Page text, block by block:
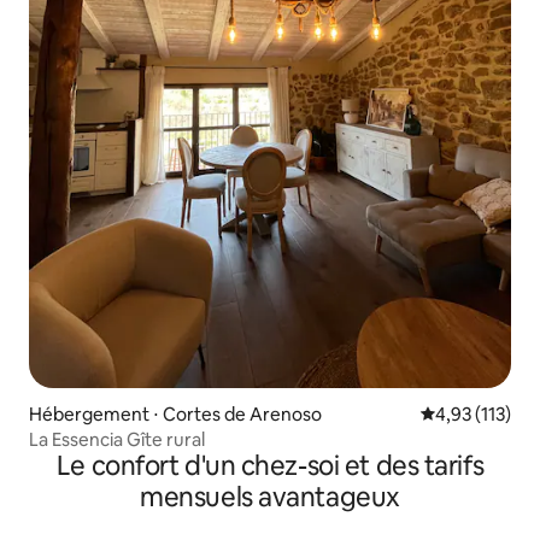
Hébergement ⋅ Cortes de Arenoso Évaluation
4,93 (113)
La Essencia Gîte rural
Le confort d'un chez-soi et des tarifs
mensuels avantageux